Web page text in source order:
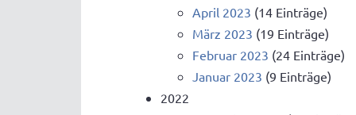
April 2023 (14 Einträge)
März 2023 (19 Einträge)
Februar 2023 (24 Einträge)
Januar 2023 (9 Einträge)
2022